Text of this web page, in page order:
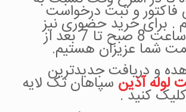
و ثبت درخواست
. برای خرید حضوری نیز
همه روز از ساعت 8 صبح تا 7 بعد از
شما عزیزان هستیم.
و دریافت جدیدترین
لوله آذین سپاهان تک لایه
کنید .